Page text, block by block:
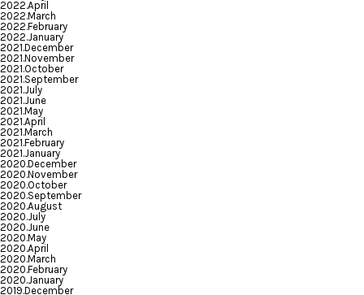
2022.April
2022.March
2022.February
2022.January
2021.December
2021.November
2021.October
2021.September
2021.July
2021.June
2021.May
2021.April
2021.March
2021.February
2021.January
2020.December
2020.November
2020.October
2020.September
2020.August
2020.July
2020.June
2020.May
2020.April
2020.March
2020.February
2020.January
2019.December